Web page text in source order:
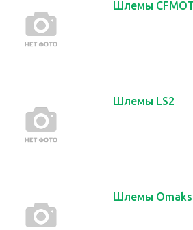
Шлемы
Шлемы LS2
Шлемы Omaks